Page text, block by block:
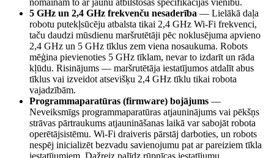
5 GHz un 2,4 GHz frekvenču nesaderība — Lielākā daļa
robotu putekļsūcēju atbalsta tikai 2,4 GHz Wi-Fi frekvenci,
taču daudzi mūsdienu maršrutētāji pēc noklusējuma apvieno
2,4 GHz un 5 GHz tīklus zem viena nosaukuma. Robots
mēģina pievienoties 5 GHz tīklam, nevar to izdarīt un rāda
kļūdu. Risinājums — maršrutētāja iestatījumos atdalīt abus
tīklus vai izveidot atsevišķu 2,4 GHz tīklu tikai robota
vajadzībām.
Programmaparatūras (firmware) bojājums —
Neveiksmīgs programmaparatūras atjauninājums vai pēkšņs
strāvas pārtraukums atjaunināšanas laikā var sabojāt robota
operētājsistēmu. Wi-Fi draiveris pārstāj darboties, un robots
nespēj inicializēt bezvadu savienojumu pat ar pareiziem tīkla
iestatījumiem. Dažreiz palīdz rūpnīcas iestatījumu